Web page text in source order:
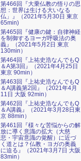
第466回『大乗仏教の悟りの思
想：世界は生ける大いなる
仏」』（2021年5月30日 東京
65min)
第465回『健康の鍵：自律神経
を制御するヨーガ呼吸法の奥
義』（2021年5月2日 東京
130min）
第464回『上祐史浩なんでもQ
＆A第3回』（2021年4月25日
東京 90min）
第463回『上祐史浩なんでもQ
＆A講義第2回』（2021年4月
11日 大阪 92min）
第462回『上祐史浩なんでもQ
＆A講義』（2021年3月28日東
京 88min）
第461回『様々な苦悩からの解
放に導く意識の拡大（大慈
悲・宇宙意識の覚醒）に近づ
く道とは？仏教・ヨガの奥義
に迫る』（2021年3月7日 大阪
83min）